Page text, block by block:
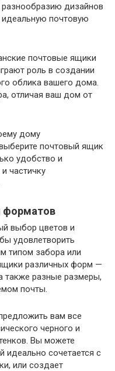
дизайнов
почтовую
почтовые ящики
роль в создании
облика вашего дома.
отличая ваш дом от
дому
почтовый ящик
удобство и
частичку
форматов
выбор цветов и
удовлетворить
типом забора или
различных форм —
также разные размеры,
почты.
вам все
черного и
Вы можете
сочетается с
или создает